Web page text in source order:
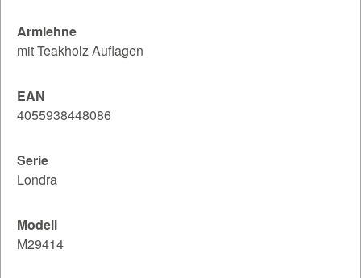
Armlehne
mit Teakholz Auflagen
EAN
4055938448086
Serie
Londra
Modell
M29414